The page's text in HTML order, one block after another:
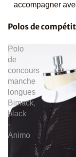
accompagner
Polos de
Polo
de
concours
manche
longues
Bimack,
black
-
Animo